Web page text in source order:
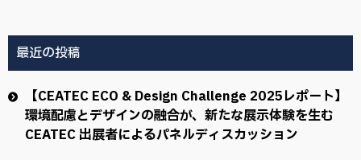
最近の投稿
【CEATEC ECO & Design Challenge 2025レポート】
環境配慮とデザインの融合が、新たな展示体験を生む
CEATEC 出展者によるパネルディスカッション